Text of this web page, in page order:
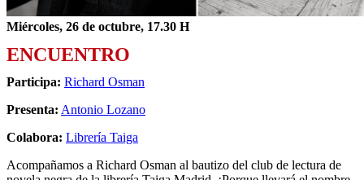
Miércoles, 26 de octubre, 17.30 H
ENCUENTRO
Participa: Richard Osman
Presenta: Antonio Lozano
Colabora: Librería Taiga
Acompañamos a Richard Osman al bautizo del club de lectura de